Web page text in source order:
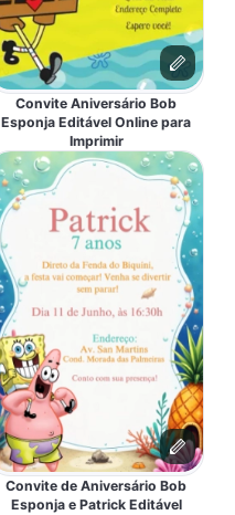
Convite Aniversário Bob
Esponja Editável Online para
Imprimir
Convite de Aniversário Bob
Esponja e Patrick Editável